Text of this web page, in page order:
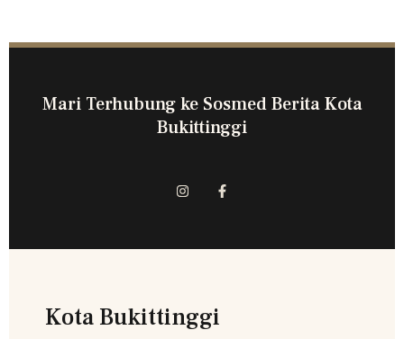
Mari Terhubung ke Sosmed Berita Kota
Bukittinggi
Kota Bukittinggi